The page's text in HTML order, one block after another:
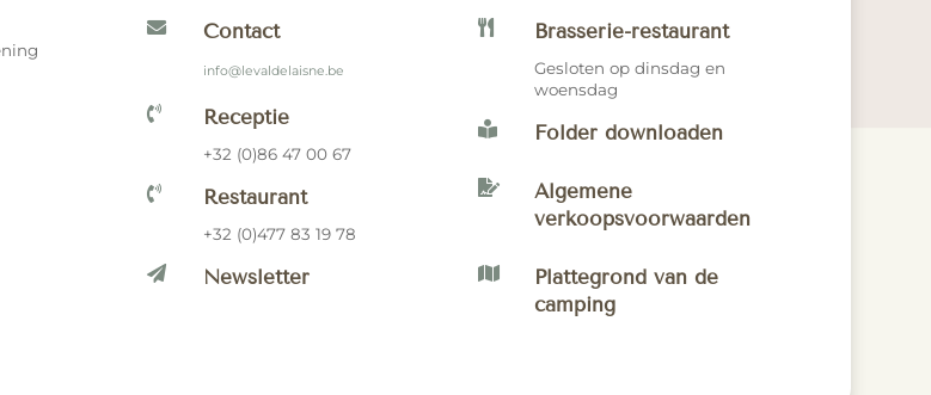
 Contact
info@levaldelaisne.be
 Receptie
+32 (0)86 47 00 67
 Restaurant
+32 (0)477 83 19 78
 Newsletter
 Brasserie-restaurant
Gesloten op dinsdag en
woensdag
 Folder downloaden

Algemene
verkoopsvoorwaarden

Plattegrond van de
camping